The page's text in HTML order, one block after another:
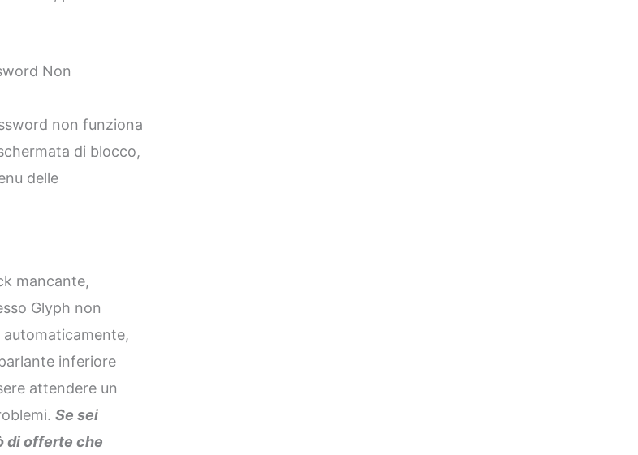
Non
non funziona
di blocco,
delle
mancante,
Glyph non
inferiore
attendere un
Se sei
di offerte che